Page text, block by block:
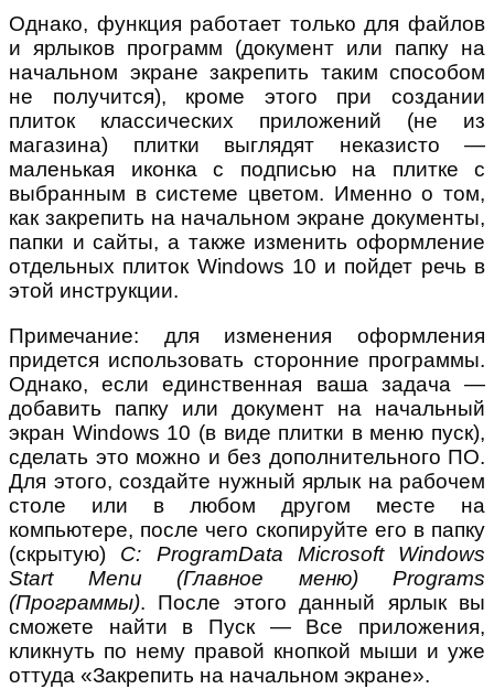
Однако, функция работает только для файлов
и ярлыков программ (документ или папку на
начальном экране закрепить таким способом
не получится), кроме этого при создании
плиток классических приложений (не из
магазина) плитки выглядят неказисто —
маленькая иконка с подписью на плитке с
выбранным в системе цветом. Именно о том,
как закрепить на начальном экране документы,
папки и сайты, а также изменить оформление
отдельных плиток Windows 10 и пойдет речь в
этой инструкции.
Примечание: для изменения оформления
придется использовать сторонние программы.
Однако, если единственная ваша задача —
добавить папку или документ на начальный
экран Windows 10 (в виде плитки в меню пуск),
сделать это можно и без дополнительного ПО.
Для этого, создайте нужный ярлык на рабочем
столе или в любом другом месте на
компьютере, после чего скопируйте его в папку
(скрытую) C: ProgramData Microsoft Windows
Start Menu (Главное меню) Programs
(Программы). После этого данный ярлык вы
сможете найти в Пуск — Все приложения,
кликнуть по нему правой кнопкой мыши и уже
оттуда «Закрепить на начальном экране».